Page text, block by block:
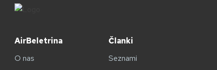
AirBeletrina
O nas
Članki
Seznami